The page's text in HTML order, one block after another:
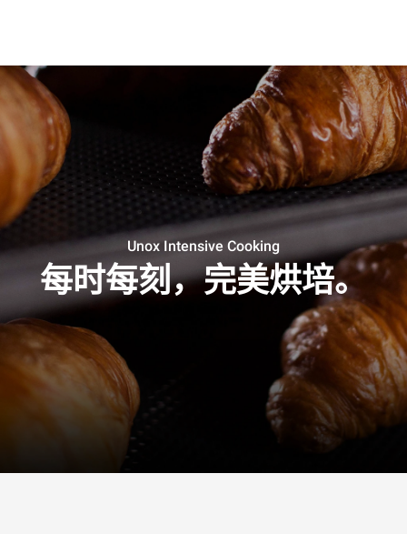
Unox Intensive Cooking
每时每刻，完美烘培。